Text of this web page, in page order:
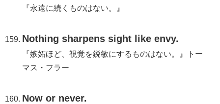
『永遠に続くものはない。』
Nothing sharpens sight like envy.
『嫉妬ほど、視覚を鋭敏にするものはない。』トー
マス・フラー
Now or never.